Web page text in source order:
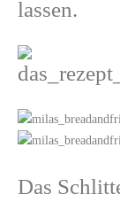
lassen.
Das